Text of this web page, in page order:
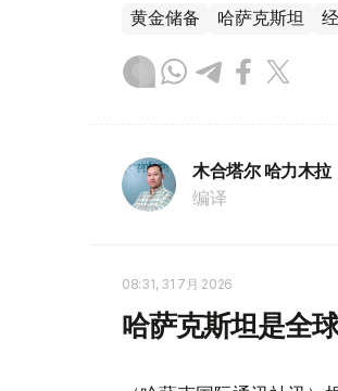
黄金储备 哈萨克斯坦
木合塔尔 哈力木拉
编译
08:31, 31 7月 2026
哈萨克斯坦是全